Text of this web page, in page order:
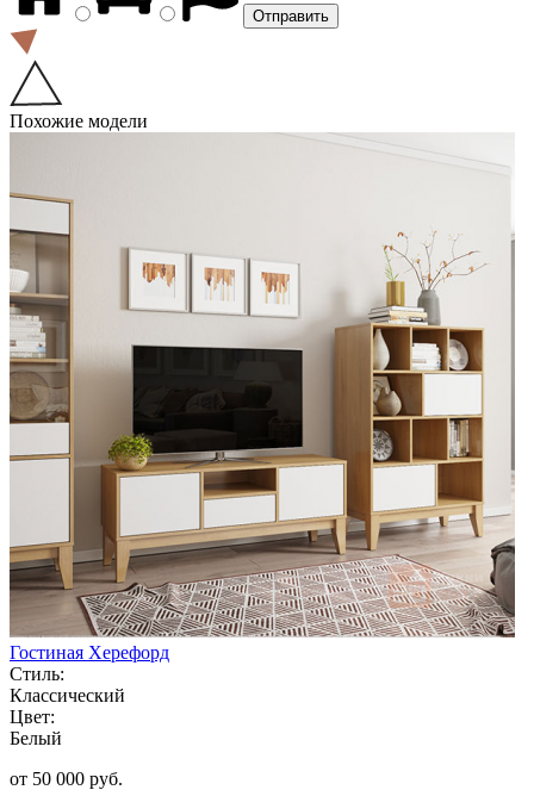
Похожие модели
Гостиная Херефорд
Стиль:
Классический
Цвет:
Белый
от 50 000 руб.